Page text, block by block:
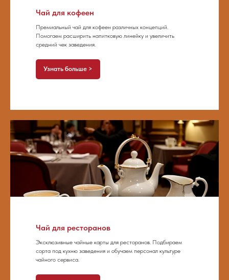
Чай для кофеен
Премиальный чай для кофеен различных концепций.
Помогаем расширить напитковую линейку и увеличить
средний чек заведения.
Узнать больше >
Чай для ресторанов
Эксклюзивные чайные карты для ресторанов. Подбираем
сорта под кухню заведения и обучаем персонал культуре
чайного сервиса.